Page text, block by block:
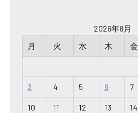
2026年8月
月
火 水 木 金
3 4 5 6 7
10 11 12 13 14